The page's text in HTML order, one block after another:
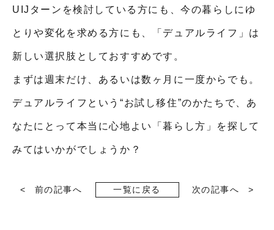
UIJターンを検討している方にも、今の暮らしにゆ
とりや変化を求める方にも、「デュアルライフ」は
新しい選択肢としておすすめです。
まずは週末だけ、あるいは数ヶ月に一度からでも。
デュアルライフという“お試し移住”のかたちで、あ
なたにとって本当に心地よい「暮らし方」を探して
みてはいかがでしょうか？
前の記事へ 一覧に戻る 次の記事へ